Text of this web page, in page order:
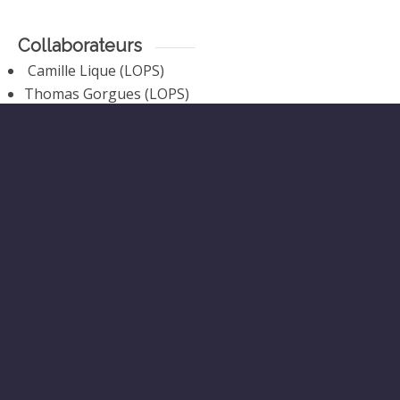
Collaborateurs
Camille Lique (LOPS)
Thomas Gorgues (LOPS)